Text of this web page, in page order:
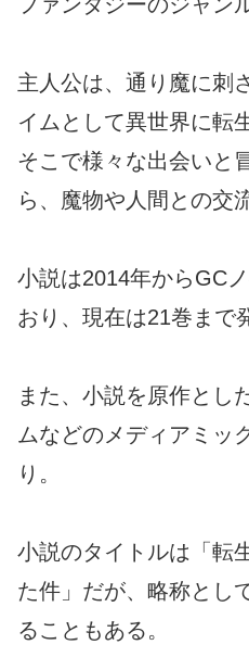
主人公は、通り魔に刺
イムとして異世界に転生
そこで様々な出会いと
ら、魔物や人間との交
小説は2014年からGC
おり、現在は21巻まで
また、小説を原作とし
ムなどのメディアミッ
り。
小説のタイトルは「転
た件」だが、略称とし
ることもある。